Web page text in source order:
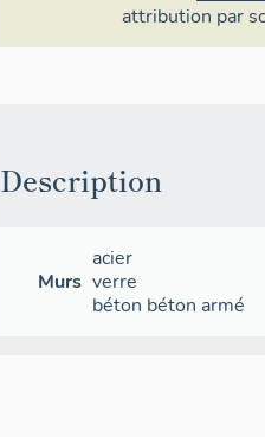
attribution par
Description
Murs
acier
verre
béton béton armé